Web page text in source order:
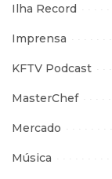
Ilha Record
Imprensa
KFTV Podcast
MasterChef
Mercado
Música